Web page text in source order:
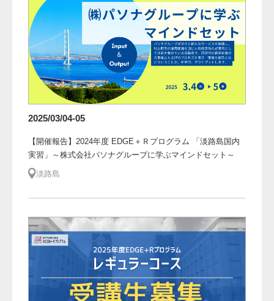
2025/03/04-05
【開催報告】2024年度 EDGE＋Ｒプログラム 「淡路島国内
実習」～株式会社パソナグループに学ぶマインドセット～
淡路島